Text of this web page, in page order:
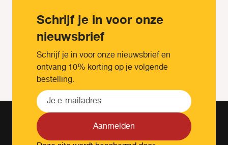
Schrijf je in voor onze
nieuwsbrief
Schrijf je in voor onze nieuwsbrief en
ontvang 10% korting op je volgende
bestelling.
Aanmelden